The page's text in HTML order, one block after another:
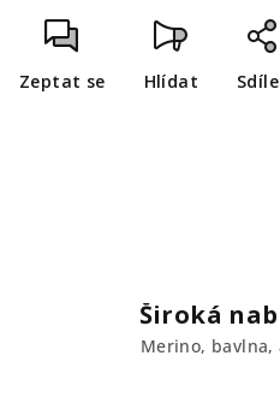
Zeptat se Hlídat
Široká
Merino,